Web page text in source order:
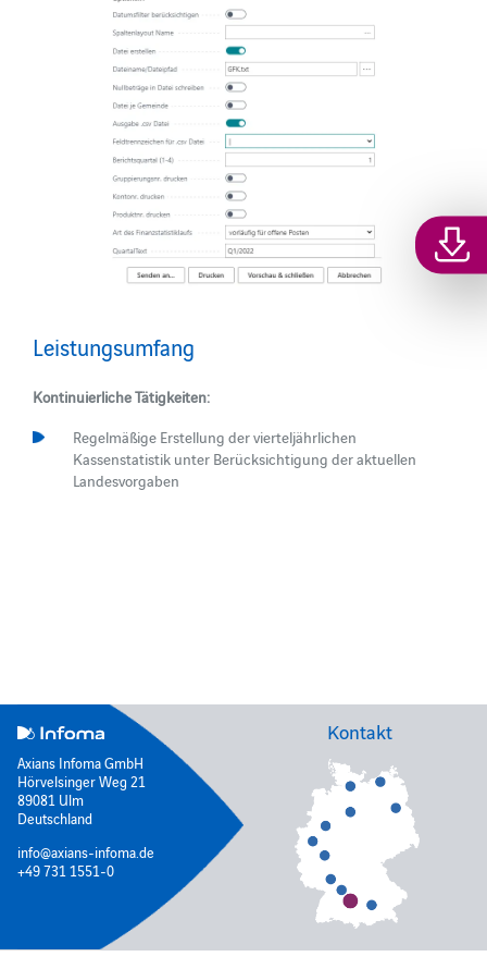
Leistungsumfang
Kontinuierliche Tätigkeiten:
Regelmäßige Erstellung der vierteljährlichen
Kassenstatistik unter Berücksichtigung der aktuellen
Landesvorgaben
Axians Infoma GmbH
Hörvelsinger Weg 21
89081 Ulm
Deutschland
info@axians-infoma.de
+49 731 1551-0
Kontakt